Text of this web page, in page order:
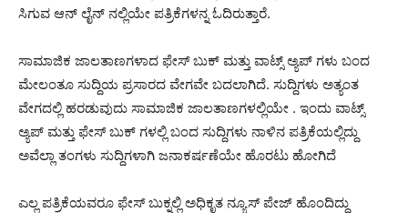
ಸಿಗುವ ಆನ್ ಲೈನ್ ನಲ್ಲಿಯೇ ಪತ್ರಿಕೆಗಳನ್ನ ಓದಿರುತ್ತಾರೆ.
ಸಾಮಾಜಿಕ ಜಾಲತಾಣಗಳಾದ ಫೇಸ್ ಬುಕ್ ಮತ್ತು ವಾಟ್ಸ್ ಅ್ಯಪ್ ಗಳು ಬಂದ
ಮೇಲಂತೂ ಸುದ್ದಿಯ ಪ್ರಸಾರದ ವೇಗವೇ ಬದಲಾಗಿದೆ. ಸುದ್ದಿಗಳು ಅತ್ಯಂತ
ವೇಗದಲ್ಲಿ ಹರಡುವುದು ಸಾಮಾಜಿಕ ಜಾಲತಾಣಗಳಲ್ಲಿಯೇ . ಇಂದು ವಾಟ್ಸ್
ಅ್ಯಪ್ ಮತ್ತು ಫೇಸ್ ಬುಕ್ ಗಳಲ್ಲಿ ಬಂದ ಸುದ್ದಿಗಳು ನಾಳಿನ ಪತ್ರಿಕೆಯಲ್ಲಿದ್ದು
ಅವೆಲ್ಲಾ ತಂಗಳು ಸುದ್ದಿಗಳಾಗಿ ಜನಾಕರ್ಷಣೆಯೇ ಹೊರಟು ಹೋಗಿದೆ
ಎಲ್ಲ ಪತ್ರಿಕೆಯವರೂ ಫೇಸ್ ಬುಕ್ನಲ್ಲಿ ಅಧಿಕೃತ ನ್ಯೂಸ್ ಪೇಜ್ ಹೊಂದಿದ್ದು